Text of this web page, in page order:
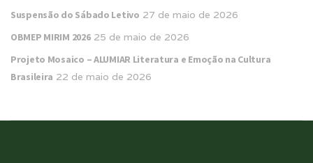
Suspensão do Sábado Letivo 27 de maio de 2026
OBMEP MIRIM 2026 25 de maio de 2026
Projeto Mosaico – ALUMIAR Literatura e Emoção na Cultura
Brasileira 22 de maio de 2026